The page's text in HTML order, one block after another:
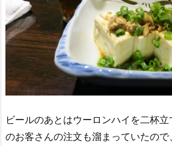
ビールのあとはウーロンハイを二杯
のお客さんの注文も溜まっていたの